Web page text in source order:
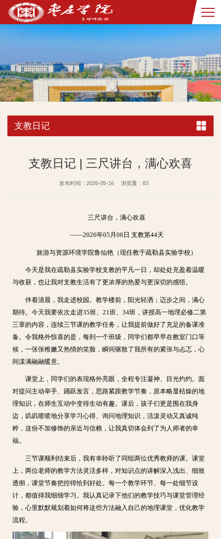
支教日记
支教日记 | 三尺讲台，满心欢喜
发布时间：2026-05-16 浏览量： 83
三尺讲台，满心欢喜
——2026年05月06日 支教第44天
旅游与资源环境学院鲁仙艳（现任教于疏勒县实验学校）
今天是我在疏勒县实验学校支教的平凡一日，却处处充盈着温暖
与收获，也让我对支教生活有了更浓厚的热爱与更深切的感悟。
伴着清晨，我走进校园。教学楼前，阳光轻洒；迈步之间，满心
期待。今天我要依次走进35班、21班、34班，讲授高一地理必修二第
三章的内容，连续三节课的教学任务，让我提前做好了充足的备课准
备。令我格外惊喜的是，每到一个班级，同学们都早早在教室门口等
候，一张张稚嫩又热情的笑脸，瞬间驱散了我所有的紧张与忐忑，心
间漾满融融暖意。
课堂上，同学们的表现格外亮眼，全程专注凝神、目光灼灼。面
对提问主动举手、踊跃发言，思路紧跟教学节奏，原本略显枯燥的地
理知识，在师生互动中变得生动有趣。课后，孩子们更是围在我身
边，叽叽喳喳地分享学习心得、询问地理知识，活泼灵动又真诚纯
粹，这份不加修饰的亲近与信赖，让我真切体会到了为人师者的幸
福。
三节课顺利结束后，我有幸聆听了同组两位优秀教师的课。课堂
上，两位老师的教学方法灵活多样，对知识点的讲解深入浅出、细致
透彻，课堂节奏把控得恰到好处。每一个教学环节、每一处细节设
计，都值得我细细学习。我认真记录下他们的教学技巧与课堂管理经
验，心里默默规划着如何将这些方法融入自己的地理课堂，优化教学
流程。